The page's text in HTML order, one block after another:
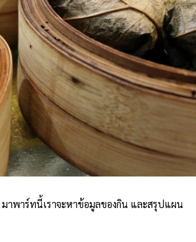
าพาร์ทนี้เราจะหาข้อมูลของกิน และสรุปแผน